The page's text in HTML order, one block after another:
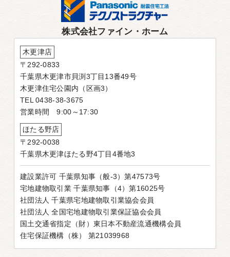
株式会社ファイン・ホーム
木更津店
〒292-0833
千葉県木更津市貝渕3丁目13番49号
木更津住宅公園内（区画3）
TEL 0438-38-3675
営業時間 9:00～17:30
ほたる野店
〒292-0038
千葉県木更津ほたる野4丁目4番地3
建設業許可 千葉県知事（般-3）第47573号
宅地建物取引業 千葉県知事（4）第16025号
社団法人 千葉県宅地建物取引業協会会員
社団法人 全国宅地建物取引業保証協会会員
国土交通省指定（財）東日本不動産流通機構会員
住宅保証機構（株） 第21039968